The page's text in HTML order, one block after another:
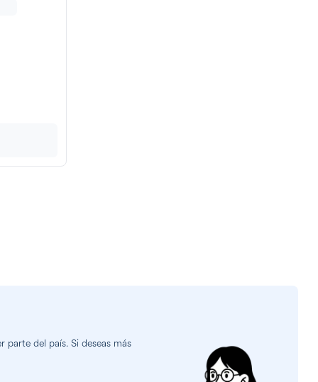
del país. Si deseas más